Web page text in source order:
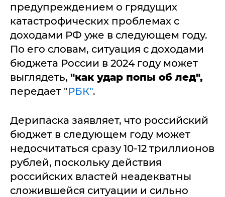
предупреждением о грядущих
катастрофических проблемах с
доходами РФ уже в следующем году.
По его словам, ситуация с доходами
бюджета России в 2024 году может
выглядеть, "как удар попы об лед",
передает "РБК".
Дерипаска заявляет, что российский
бюджет в следующем году может
недосчитаться сразу 10-12 триллионов
рублей, поскольку действия
российских властей неадекватны
сложившейся ситуации и сильно